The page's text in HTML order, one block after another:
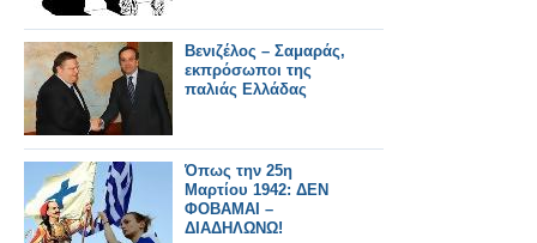
Βενιζέλος – Σαμαράς,
εκπρόσωποι της
παλιάς Ελλάδας
Όπως την 25η
Μαρτίου 1942: ΔΕΝ
ΦΟΒΑΜΑΙ –
ΔΙΑΔΗΛΩΝΩ!